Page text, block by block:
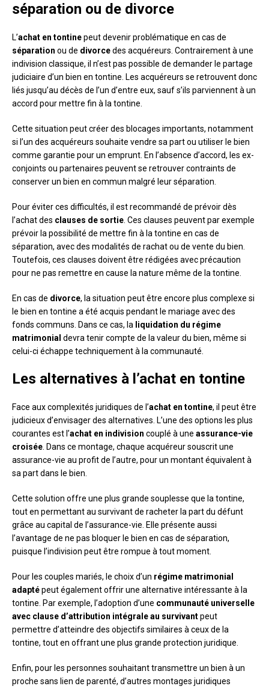
séparation ou de divorce
L’achat en tontinepeut devenir problématique en cas de
séparation ou de divorcedes acquéreurs. Contrairement à une
indivision classique, il n’est pas possible de demander le partage
judiciaire d’un bien en tontine. Les acquéreurs se retrouvent donc
liés jusqu’au décès de l’un d’entre eux, sauf s’ils parviennent à un
accord pour mettre fin à la tontine.
Cette situation peut créer des blocages importants, notamment
si l’un des acquéreurs souhaite vendre sa part ou utiliser le bien
comme garantie pour un emprunt. En l’absence d’accord, les ex-
conjoints ou partenaires peuvent se retrouver contraints de
conserver un bien en commun malgré leur séparation.
Pour éviter ces difficultés, il est recommandé de prévoir dès
l’achat des clauses de sortie . Ces clauses peuvent par exemple
prévoir la possibilité de mettre fin à la tontine en cas de
séparation, avec des modalités de rachat ou de vente du bien.
Toutefois, ces clauses doivent être rédigées avec précaution
pour ne pas remettre en cause la nature même de la tontine.
En cas de divorce, la situation peut être encore plus complexe si
le bien en tontine a été acquis pendant le mariage avec des
fonds communs. Dans ce cas, la liquidation du régime
matrimonial devra tenir compte de la valeur du bien, même si
celui-ci échappe techniquement à la communauté.
Les alternatives à l’achat en tontine
Face aux complexités juridiques de l’achat en tontine, il peut être
judicieux d’envisager des alternatives. L’une des options les plus
courantes est l’achat en indivision couplé à une assurance-vie
croisée . Dans ce montage, chaque acquéreur souscrit une
assurance-vie au profit de l’autre, pour un montant équivalent à
sa part dans le bien.
Cette solution offre une plus grande souplesse que la tontine,
tout en permettant au survivant de racheter la part du défunt
grâce au capital de l’assurance-vie. Elle présente aussi
l’avantage de ne pas bloquer le bien en cas de séparation,
puisque l’indivision peut être rompue à tout moment.
Pour les couples mariés, le choix d’un régime matrimonial
adaptépeut également offrir une alternative intéressante à la
tontine. Par exemple, l’adoption d’une communauté universelle
avec clause d’attribution intégrale au survivantpeut
permettre d’atteindre des objectifs similaires à ceux de la
tontine, tout en offrant une plus grande protection juridique.
Enfin, pour les personnes souhaitant transmettre un bien à un
proche sans lien de parenté, d’autres montages juridiques